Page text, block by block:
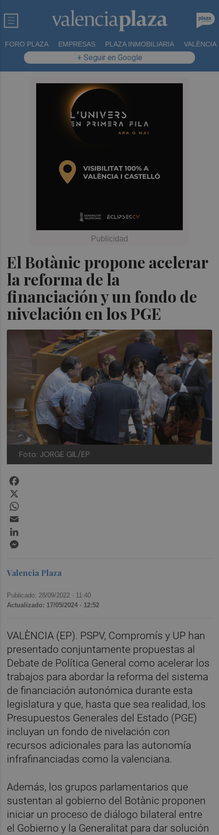
FORO PLAZA EMPRESAS PLAZA INMOBILIARIA VALÈNCIA
+ Seguir en Google
El Botànic propone acelerar
la reforma de la
financiación y un fondo de
nivelación en los PGE
Foto: JORGE GIL/EP
Valencia Plaza
Publicado: 28/09/2022 · 11:40
Actualizado: 17/05/2024 · 12:52
VALÈNCIA (EP). PSPV, Compromís y UP han
presentado conjuntamente propuestas al
Debate de Política General como acelerar los
trabajos para abordar la reforma del sistema
de financiación autonómica durante esta
legislatura y que, hasta que sea realidad, los
Presupuestos Generales del Estado (PGE)
incluyan un fondo de nivelación con
recursos adicionales para las autonomía
infrafinanciadas como la valenciana.
Además, los grupos parlamentarios que
sustentan al gobierno del Botànic proponen
iniciar un proceso de diálogo bilateral entre
el Gobierno y la Generalitat para dar solución